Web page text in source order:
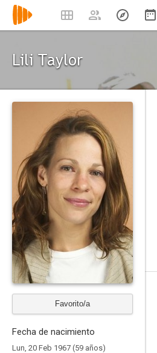
Lili Taylor
Favorito/a
Fecha de nacimiento
Lun, 20 Feb 1967 (59 años)